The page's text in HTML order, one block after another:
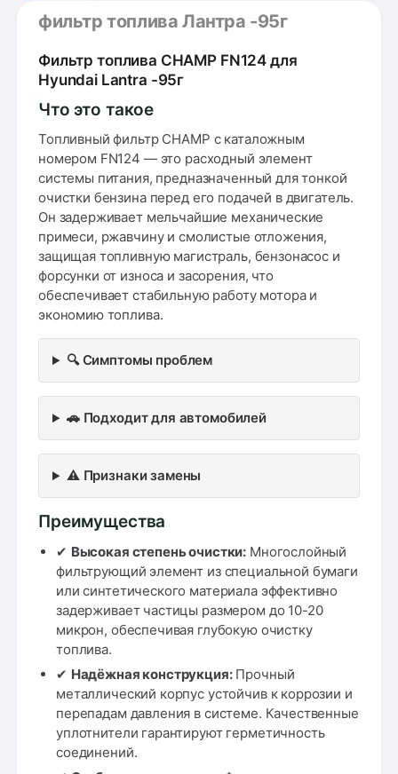
фильтр топлива Лантра -95г
Фильтр топлива CHAMP FN124 для
Hyundai Lantra -95г
Что это такое
Топливный фильтр CHAMP с каталожным
номером FN124 — это расходный элемент
системы питания, предназначенный для тонкой
очистки бензина перед его подачей в двигатель.
Он задерживает мельчайшие механические
примеси, ржавчину и смолистые отложения,
защищая топливную магистраль, бензонасос и
форсунки от износа и засорения, что
обеспечивает стабильную работу мотора и
экономию топлива.
🔍 Симптомы проблем
🚗 Подходит для автомобилей
⚠️ Признаки замены
Преимущества
✔ Высокая степень очистки: Многослойный
фильтрующий элемент из специальной бумаги
или синтетического материала эффективно
задерживает частицы размером до 10-20
микрон, обеспечивая глубокую очистку
топлива.
✔ Надёжная конструкция:Прочный
металлический корпус устойчив к коррозии и
перепадам давления в системе. Качественные
уплотнители гарантируют герметичность
соединений.